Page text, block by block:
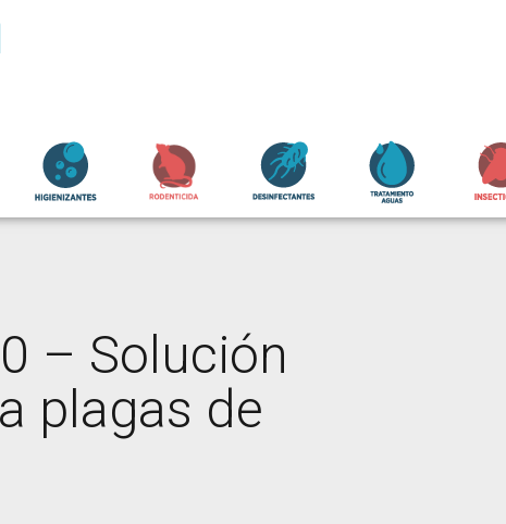
– Solución
plagas de